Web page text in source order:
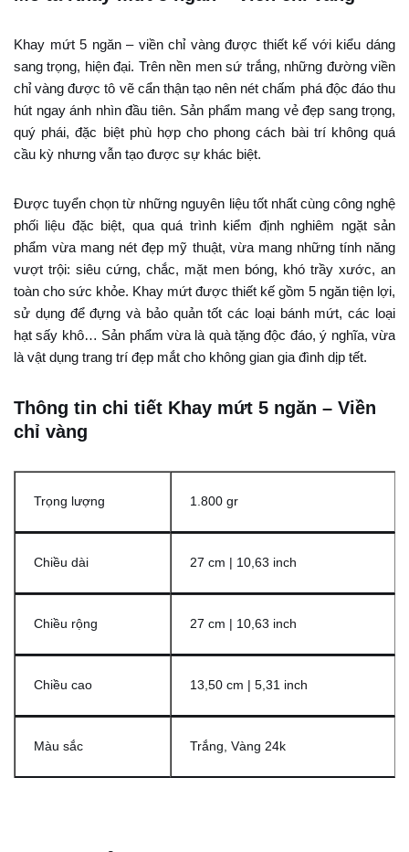
Khay mứt 5 ngăn – viền chỉ vàng được thiết kế với kiểu dáng
sang trọng, hiện đại. Trên nền men sứ trắng, những đường viền
chỉ vàng được tô vẽ cẩn thận tạo nên nét chấm phá độc đáo thu
hút ngay ánh nhìn đầu tiên. Sản phẩm mang vẻ đẹp sang trọng,
quý phái, đặc biệt phù hợp cho phong cách bài trí không quá
cầu kỳ nhưng vẫn tạo được sự khác biệt.
Được tuyển chọn từ những nguyên liệu tốt nhất cùng công nghệ
phối liệu đặc biệt, qua quá trình kiểm định nghiêm ngặt sản
phẩm vừa mang nét đẹp mỹ thuật, vừa mang những tính năng
vượt trội: siêu cứng, chắc, mặt men bóng, khó trầy xước, an
toàn cho sức khỏe. Khay mứt được thiết kế gồm 5 ngăn tiện lợi,
sử dụng để đựng và bảo quản tốt các loại bánh mứt, các loại
hạt sấy khô… Sản phẩm vừa là quà tặng độc đáo, ý nghĩa, vừa
là vật dụng trang trí đẹp mắt cho không gian gia đình dịp tết.
Thông tin chi tiết Khay mứt 5 ngăn – Viền
chỉ vàng
Trọng lượng 1.800 gr
Chiều dài 27 cm | 10,63 inch
Chiều rộng 27 cm | 10,63 inch
Chiều cao 13,50 cm | 5,31 inch
Màu sắc Trắng, Vàng 24k